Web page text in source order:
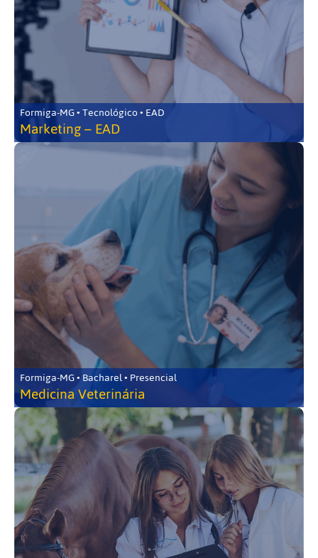
Formiga-MG • Tecnológico • EAD
Marketing – EAD
Formiga-MG • Bacharel • Presencial
Medicina Veterinária